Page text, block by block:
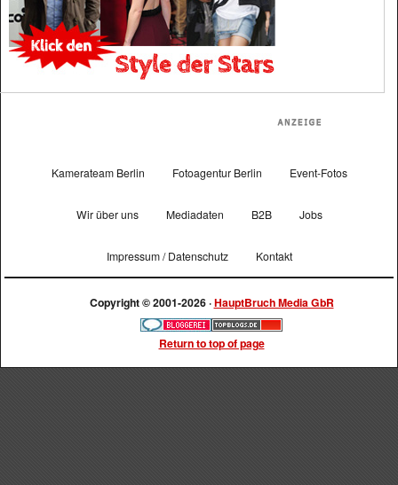
Kamerateam Berlin Fotoagentur Berlin Event-Fotos
Wir über uns Mediadaten B2B Jobs
Impressum / Datenschutz Kontakt
Copyright © 2001-2026 ·HauptBruch Media GbR
Return to top of page